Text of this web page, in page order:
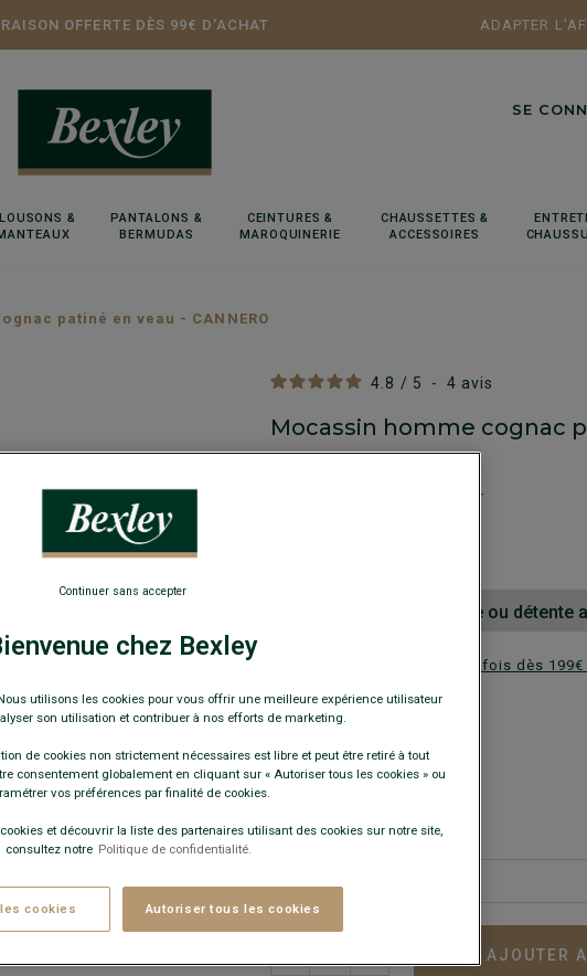
OFFERTE DÈS 99€ D'ACHAT ADAPTER
SE
&
PANTALONS &
BERMUDAS
CEINTURES &
MAROQUINERIE
CHAUSSETTES &
ACCESSOIRES
patiné en veau - CANNERO
4.8 / 5 - 4 avis
Mocassin homme cognac
CANNERO
Chaussure ville - semelle cuir
sur la 2e paire ville ou détente
Payez en plusieurs fois dès
COULEURS DISPONIBLES
AJOUTER
chez Bexley
utilisons les cookies pour vous offrir une meilleure expérience utilisateur
son utilisation et contribuer à nos efforts de marketing.
de cookies non strictement nécessaires est libre et peut être retiré à tout
consentement globalement en cliquant sur « Autoriser tous les cookies » ou
vos préférences par finalité de cookies.
et découvrir la liste des partenaires utilisant des cookies sur notre site,
consultez notre Politique de confidentialité.
cookies Autoriser tous les cookies
Continuer sans accepter